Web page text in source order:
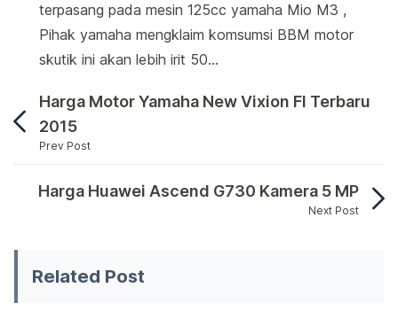
terpasang pada mesin 125cc yamaha Mio M3 ,
Pihak yamaha mengklaim komsumsi BBM motor
skutik ini akan lebih irit 50…
Harga Motor Yamaha New Vixion FI Terbaru
2015
Prev Post
Motor sport yang paling di tunggu-tunggu para
Harga Huawei Ascend G730 Kamera 5 MP
Next Post
Related Post